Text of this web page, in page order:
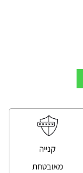
קנייה
מאובטחת